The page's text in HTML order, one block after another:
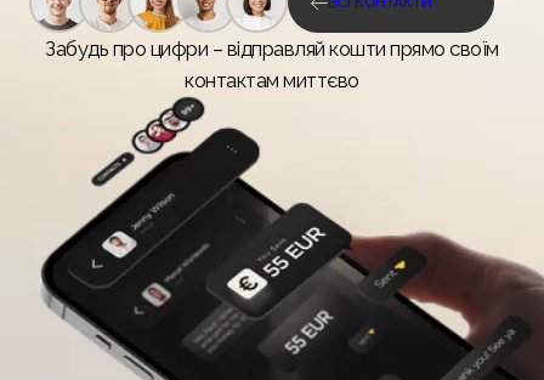
Забудь про цифри – відправляй кошти прямо своїм
контактам миттєво